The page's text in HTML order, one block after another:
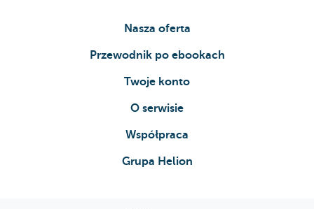
Nasza oferta
Przewodnik po ebookach
Twoje konto
O serwisie
Współpraca
Grupa Helion